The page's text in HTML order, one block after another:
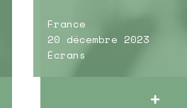
France
20 décembre 2023
Écrans